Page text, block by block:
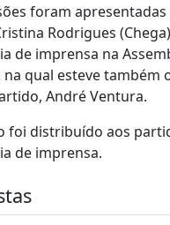
foram
Rodrigues
de imprensa na
na qual esteve também
André Ventura.
foi distribuído aos
de imprensa.